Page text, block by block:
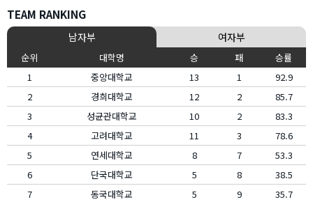
TEAM RANKING
남자부 여자부
순위 대학명 승 패
승률
1
중앙대학교 13 1
92.9
2
경희대학교 12 2
85.7
3
성균관대학교 10 2
83.3
4
고려대학교 11 3
78.6
5
연세대학교 8 7
53.3
6
단국대학교 5 8
38.5
7
동국대학교 5 9
35.7